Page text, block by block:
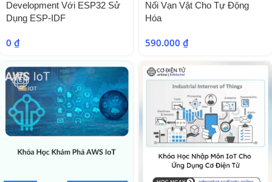
Development Với ESP32 Sử
Dụng ESP-IDF
0 ₫
Nối Vạn Vật Cho Tự Động
Hóa
590.000 ₫